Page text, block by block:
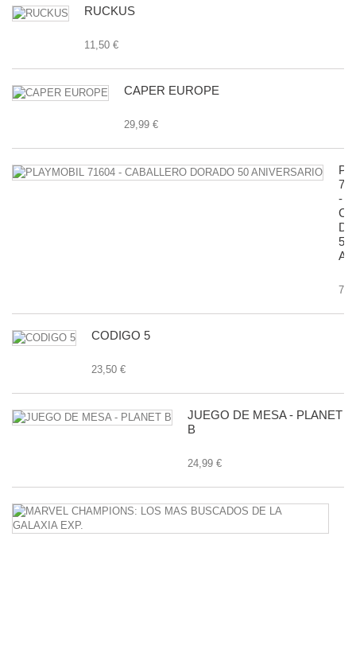
RUCKUS
11,50 €
CAPER EUROPE
29,99 €
-
50
CODIGO 5
23,50 €
JUEGO DE MESA - PLANET
B
24,99 €